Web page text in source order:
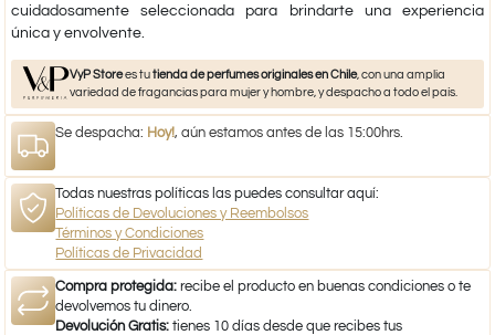
cuidadosamente seleccionada para brindarte una experiencia
única y envolvente.
VyP Storees tutienda de perfumes originales en Chile, con una amplia
variedad de fragancias para mujer y hombre, y despacho a todo el país.
Se despacha: Hoy!, aún estamos antes de las 15:00hrs.
Todas nuestras políticas las puedes consultar aquí:
Políticas de Devoluciones y Reembolsos
Términos y Condiciones
Políticas de Privacidad
Compra protegida: recibe el producto en buenas condiciones o te
devolvemos tu dinero.
Devolución Gratis: tienes 10 días desde que recibes tus